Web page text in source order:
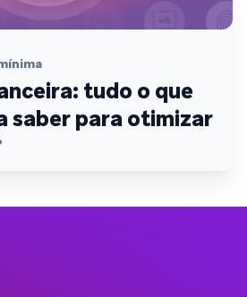
tudo o que
saber para otimizar